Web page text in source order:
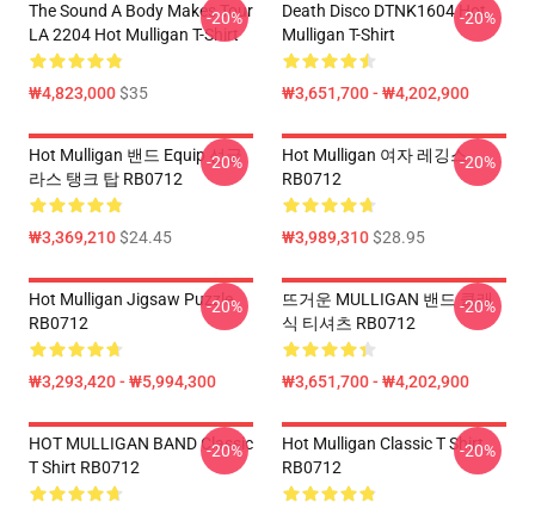
The Sound A Body Makes Tour
LA 2204 Hot Mulligan T-Shirt
₩4,823,000$35
-20%
Death Disco DTNK1604 Hot
Mulligan T-Shirt
₩3,651,700 - ₩4,202,900
-20%
Hot Mulligan 밴드 Equip 선글
라스 탱크 탑 RB0712
₩3,369,210$24.45
-20%
Hot Mulligan 여자 레깅스
RB0712
₩3,989,310$28.95
-20%
Hot Mulligan Jigsaw Puzzle
RB0712
₩3,293,420 - ₩5,994,300
-20%
뜨거운 MULLIGAN 밴드 클래
식 티셔츠 RB0712
₩3,651,700 - ₩4,202,900
-20%
HOT MULLIGAN BAND Classic
T Shirt RB0712
-20%
Hot Mulligan Classic T Shirt
RB0712
-20%